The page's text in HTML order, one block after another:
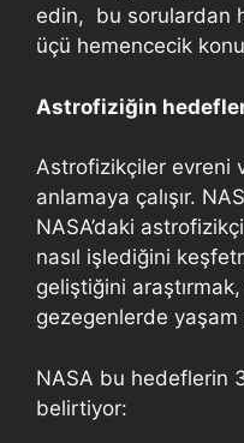
edin, bu sorulardan
üçü hemencecik
Astrofiziğin
Astrofizikçiler evreni
anlamaya çalışır.
NASA’daki
nasıl işlediğini
geliştiğini araştırmak,
gezegenlerde yaşam
NASA bu hedeflerin
belirtiyor: